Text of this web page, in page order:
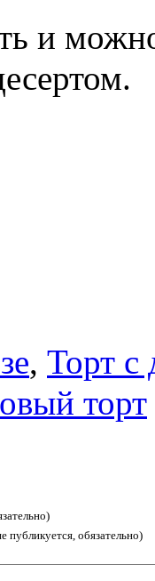
и
, Торт с
торт
публикуется, обязательно)